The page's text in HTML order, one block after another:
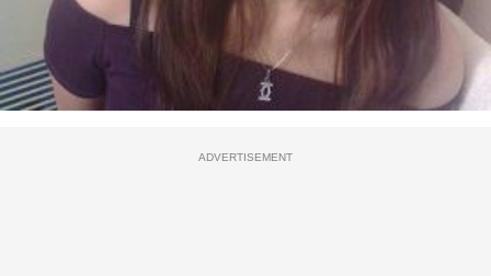
ADVERTISEMENT